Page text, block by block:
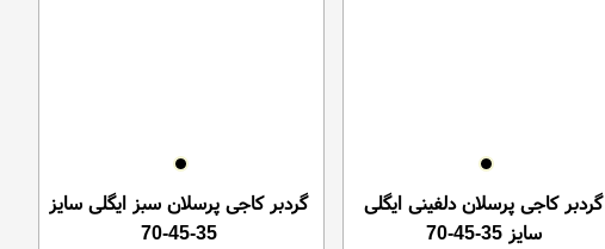
گردبر کاجی پرسلان دلفینی ایگلی
سایز 35-45-70
گردبر کاجی پرسلان سبز ایگلی سایز
35-45-70